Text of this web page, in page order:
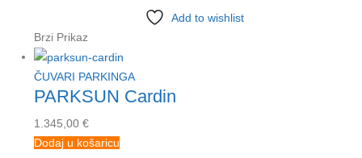
Add to wishlist
Brzi Prikaz
ČUVARI PARKINGA
PARKSUN Cardin
1.345,00 €
Dodaj u košaricu